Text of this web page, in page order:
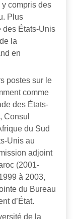
compris des
Plus
des États-Unis
la
en
postes sur le
comme
des États-
Consul
du Sud
Unis au
adjoint
(2001-
à 2003,
du Bureau
d’État.
de la